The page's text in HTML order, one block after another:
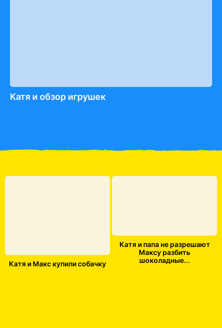
Катя и обзор игрушек
Катя и Макс купили собачку
Катя и папа не разрешают
Максу разбить
шоколадные...